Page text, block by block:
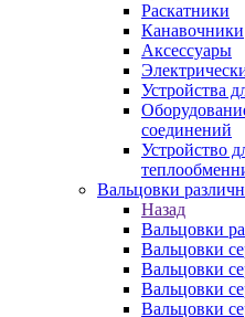
Раскатники
Канавочники
Аксессуары
Устройства
соединений
Устройство
Вальцовки
Назад
Вальцовки
Вальцовки
Вальцовки
Вальцовки
Вальцовки